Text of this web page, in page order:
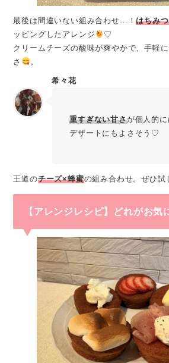
最後は間違いない組み合わせ…！はちみつ
ッピングしたアレンジ
♡
クリームチーズの酸味が爽やかで、手軽
さ
。
希々花
重すぎない甘さが個人的
デザートにもよさそう♡
王道のチーズ×蜂蜜の組み合わせ。ぜひ試
【アレンジレシピ】どれがお